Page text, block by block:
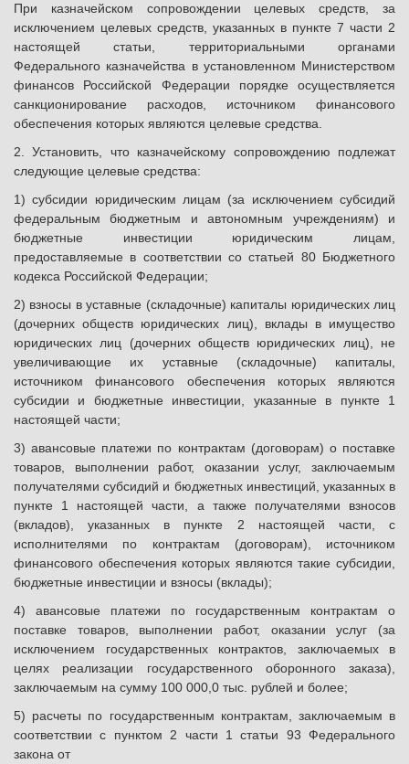
При казначейском сопровождении целевых средств, за
исключением целевых средств, указанных в пункте 7 части 2
настоящей статьи, территориальными органами
Федерального казначейства в установленном Министерством
финансов Российской Федерации порядке осуществляется
санкционирование расходов, источником финансового
обеспечения которых являются целевые средства.
2. Установить, что казначейскому сопровождению подлежат
следующие целевые средства:
1) субсидии юридическим лицам (за исключением субсидий
федеральным бюджетным и автономным учреждениям) и
бюджетные инвестиции юридическим лицам,
предоставляемые в соответствии со статьей 80 Бюджетного
кодекса Российской Федерации;
2) взносы в уставные (складочные) капиталы юридических лиц
(дочерних обществ юридических лиц), вклады в имущество
юридических лиц (дочерних обществ юридических лиц), не
увеличивающие их уставные (складочные) капиталы,
источником финансового обеспечения которых являются
субсидии и бюджетные инвестиции, указанные в пункте 1
настоящей части;
3) авансовые платежи по контрактам (договорам) о поставке
товаров, выполнении работ, оказании услуг, заключаемым
получателями субсидий и бюджетных инвестиций, указанных в
пункте 1 настоящей части, а также получателями взносов
(вкладов), указанных в пункте 2 настоящей части, с
исполнителями по контрактам (договорам), источником
финансового обеспечения которых являются такие субсидии,
бюджетные инвестиции и взносы (вклады);
4) авансовые платежи по государственным контрактам о
поставке товаров, выполнении работ, оказании услуг (за
исключением государственных контрактов, заключаемых в
целях реализации государственного оборонного заказа),
заключаемым на сумму 100 000,0 тыс. рублей и более;
5) расчеты по государственным контрактам, заключаемым в
соответствии с пунктом 2 части 1 статьи 93 Федерального
закона от